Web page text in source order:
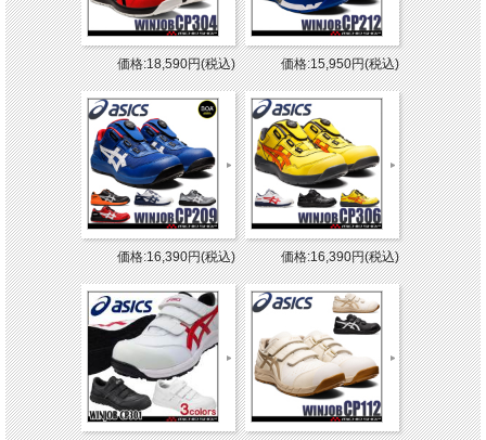
価格:18,590円(税込) 価格:15,950円(税込)
価格:16,390円(税込) 価格:16,390円(税込)